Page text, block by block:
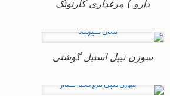
دارو ) مرغداری کارنوتک
سوزن نیپل استیل گوشتی